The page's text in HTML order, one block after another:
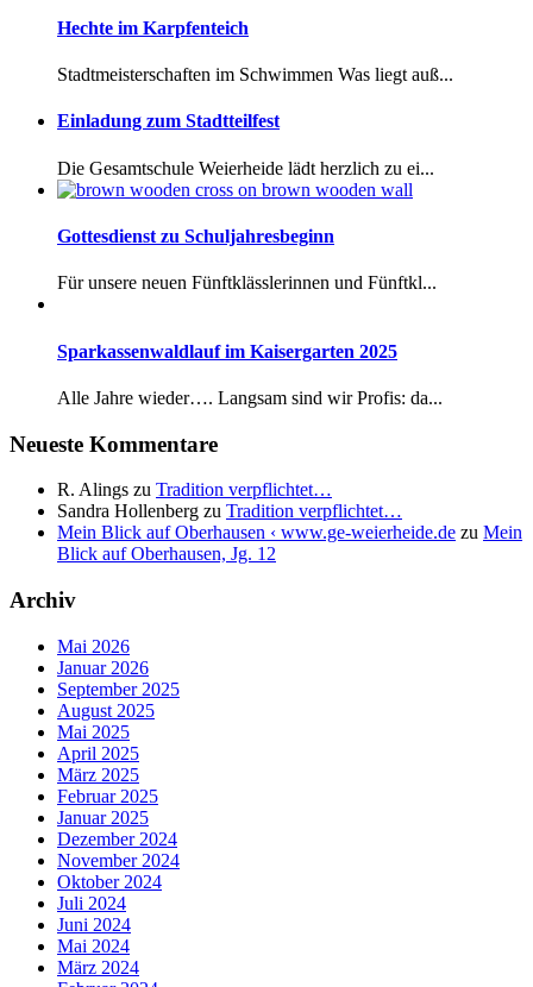
Hechte im Karpfenteich
Stadtmeisterschaften im Schwimmen Was liegt auß...
Einladung zum Stadtteilfest
Die Gesamtschule Weierheide lädt herzlich zu ei...
Gottesdienst zu Schuljahresbeginn
Für unsere neuen Fünftklässlerinnen und Fünftkl...
Sparkassenwaldlauf im Kaisergarten 2025
Alle Jahre wieder…. Langsam sind wir Profis: da...
Neueste Kommentare
R. Alings zu Tradition verpflichtet…
Sandra Hollenberg zu Tradition verpflichtet…
Mein Blick auf Oberhausen ‹ www.ge-weierheide.de zu Mein
Blick auf Oberhausen, Jg. 12
Archiv
Mai 2026
Januar 2026
September 2025
August 2025
Mai 2025
April 2025
März 2025
Februar 2025
Januar 2025
Dezember 2024
November 2024
Oktober 2024
Juli 2024
Juni 2024
Mai 2024
März 2024